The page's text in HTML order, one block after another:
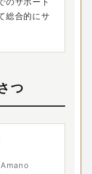
総合的にサ
つ